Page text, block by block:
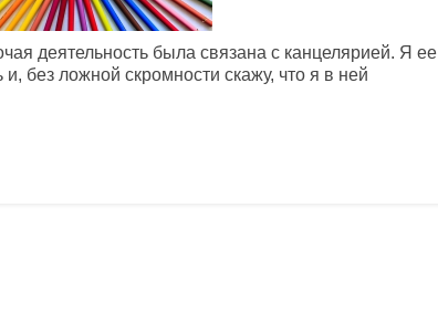
деятельность была связана с канцелярией. Я ее
без ложной скромности скажу, что я в ней